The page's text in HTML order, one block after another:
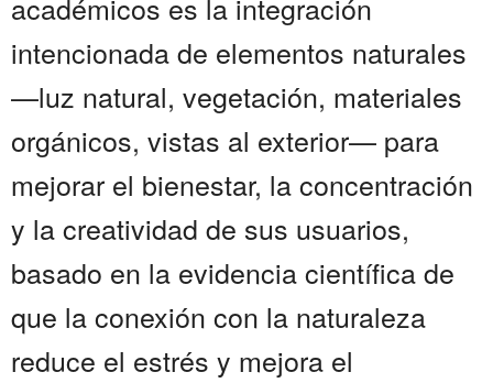
intencionada de elementos naturales
—luz natural, vegetación, materiales
orgánicos, vistas al exterior— para
mejorar el bienestar, la concentración
y la creatividad de sus usuarios,
basado en la evidencia científica de
que la conexión con la naturaleza
reduce el estrés y mejora el